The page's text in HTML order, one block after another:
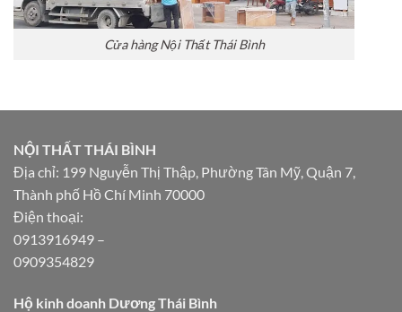
Cửa hàng Nội Thất Thái Bình
NỘI THẤT THÁI BÌNH
Địa chỉ: 199 Nguyễn Thị Thập, Phường Tân Mỹ, Quận 7,
Thành phố Hồ Chí Minh 70000
Điện thoại:
0913916949 –
0909354829
Hộ kinh doanh Dương Thái Bình